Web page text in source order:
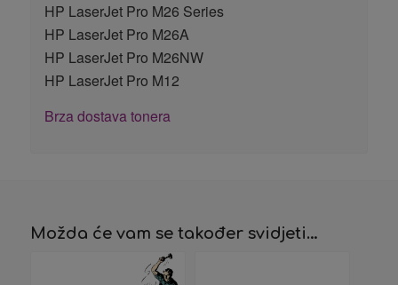
HP LaserJet Pro M26 Series
HP LaserJet Pro M26A
HP LaserJet Pro M26NW
HP LaserJet Pro M12
Brza dostava tonera
Možda će vam se također svidjeti…